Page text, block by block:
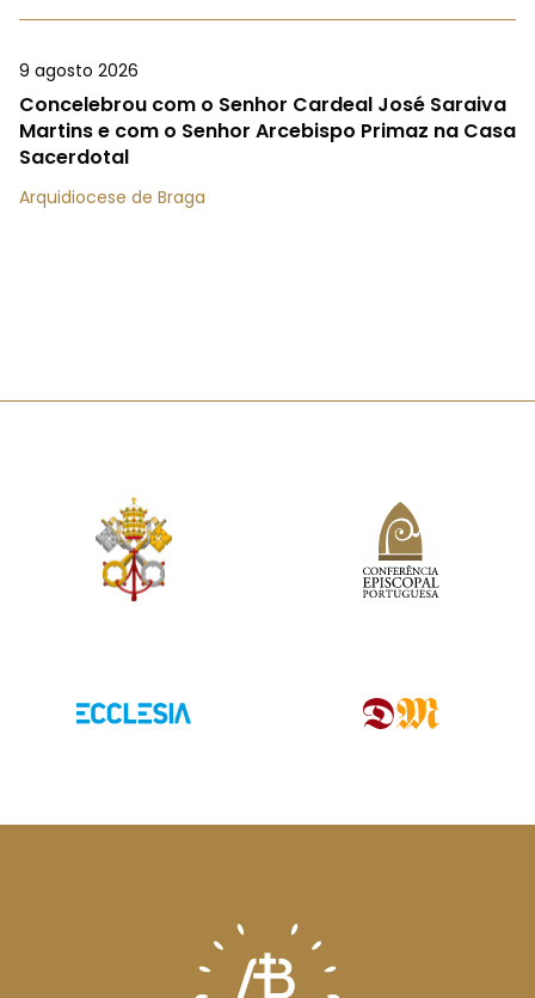
9 agosto 2026
Concelebrou com o Senhor Cardeal José Saraiva
Martins e com o Senhor Arcebispo Primaz na Casa
Sacerdotal
Arquidiocese de Braga